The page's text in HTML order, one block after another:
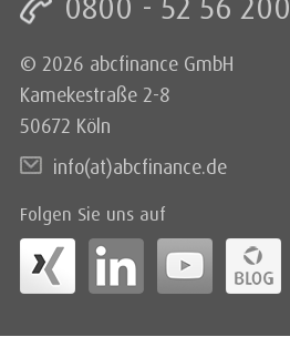
© 2026 abcfinance GmbH
Kamekestraße 2-8
50672 Köln
info(at)abcfinance.de
Folgen Sie uns auf